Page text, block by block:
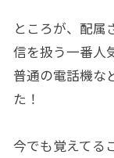
ところが、配属
信を扱う一番人
普通の電話機な
た！
今でも覚えてる